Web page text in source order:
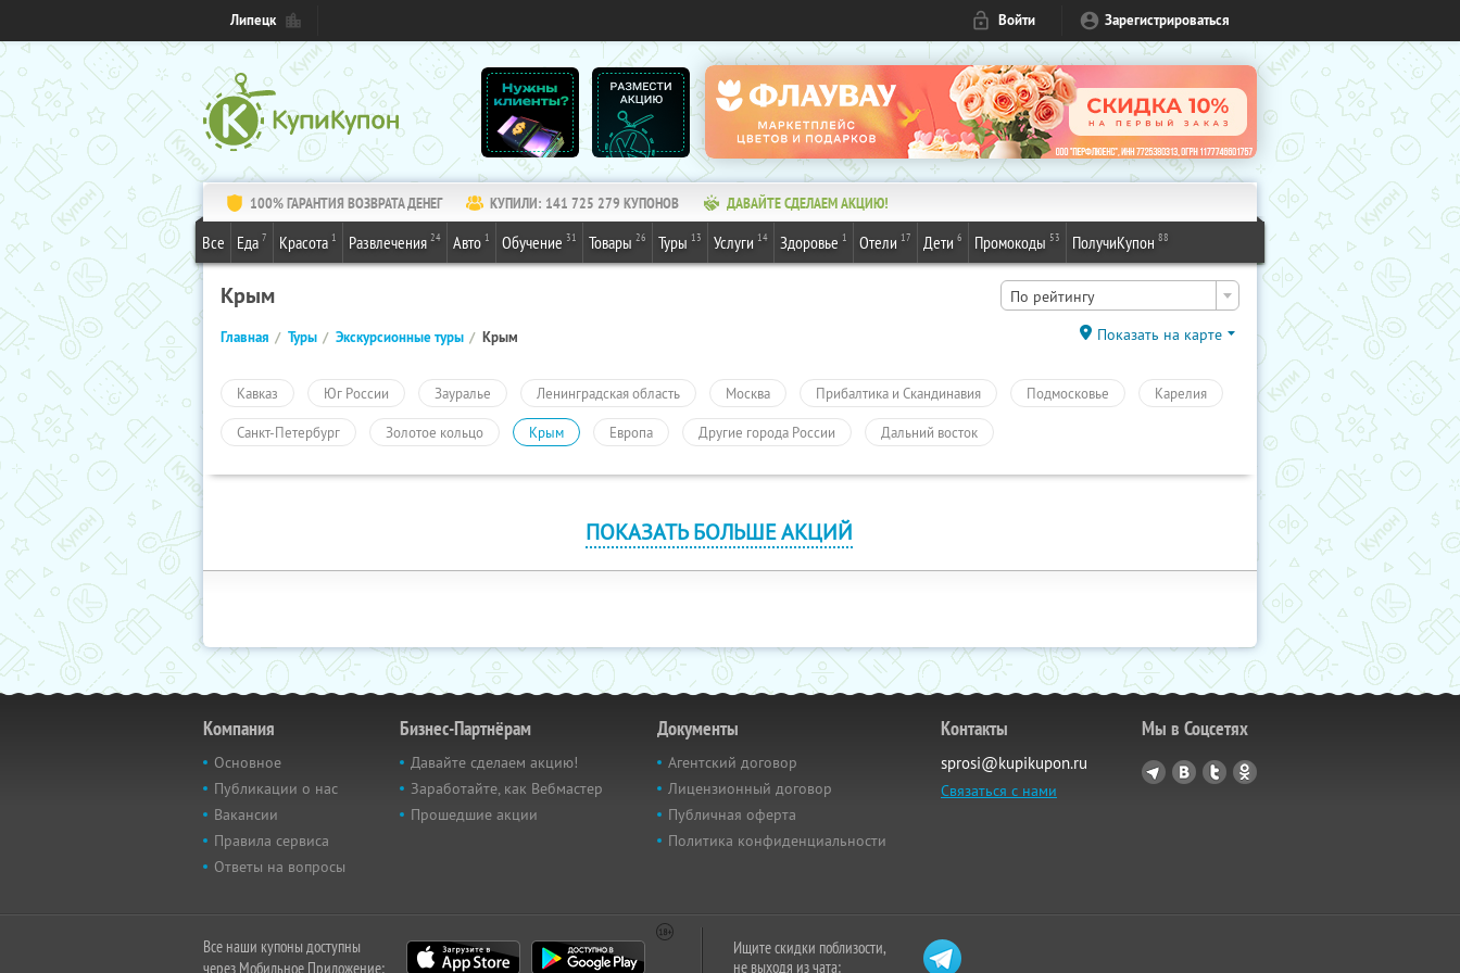
Липецк Войти Зарегистрироваться
100% ГАРАНТИЯ ВОЗВРАТА ДЕНЕГ КУПИЛИ: 141 725 279 КУПОНОВ ДАВАЙТЕ СДЕЛАЕМ АКЦИЮ!
Все Еда 7 Красота 1 Развлечения 24 Авто 1 Обучение 31 Товары 26 Туры 13 Услуги 14 Здоровье 1 Отели 17 Дети 6 Промокоды 53 ПолучиКупон 88
Крым По рейтингу
Главная Туры Экскурсионные туры Крым Показать на карте
Кавказ Юг России Зауралье Ленинградская область Москва Прибалтика и Скандинавия Подмосковье Карелия
Санкт-Петербург Золотое кольцо Крым Европа Другие города России Дальний восток
ПОКАЗАТЬ БОЛЬШЕ АКЦИЙ
Компания
Основное
Публикации о нас
Вакансии
Правила сервиса
Ответы на вопросы
Бизнес-Партнёрам
Давайте сделаем акцию!
Заработайте, как Вебмастер
Прошедшие акции
Документы
Агентский договор
Лицензионный договор
Публичная оферта
Политика конфиденциальности
Контакты
sprosi@kupikupon.ru
Связаться с нами
Мы в Соцсетях
Все наши купоны доступны
через Мобильное Приложение:
Ищите скидки поблизости,
не выходя из чата: